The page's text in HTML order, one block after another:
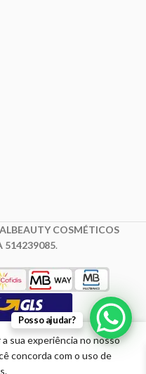
COSMÉTICOS
514239085.
sua experiência no nosso
concorda com o uso de
Posso ajudar?